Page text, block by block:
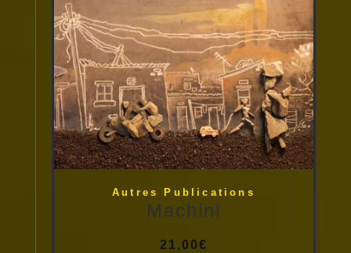
Autres Publications
Machini
21,00€